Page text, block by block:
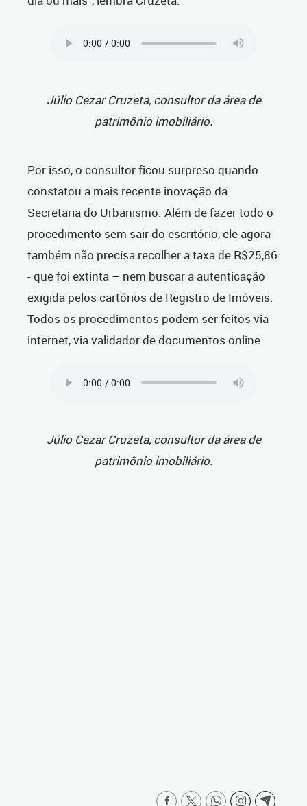
Júlio Cezar Cruzeta, consultor da área de
patrimônio imobiliário.
Por isso, o consultor ficou surpreso quando
constatou a mais recente inovação da
Secretaria do Urbanismo. Além de fazer todo o
procedimento sem sair do escritório, ele agora
também não precisa recolher a taxa de R$25,86
- que foi extinta – nem buscar a autenticação
exigida pelos cartórios de Registro de Imóveis.
Todos os procedimentos podem ser feitos via
internet, via validador de documentos online.
Júlio Cezar Cruzeta, consultor da área de
patrimônio imobiliário.